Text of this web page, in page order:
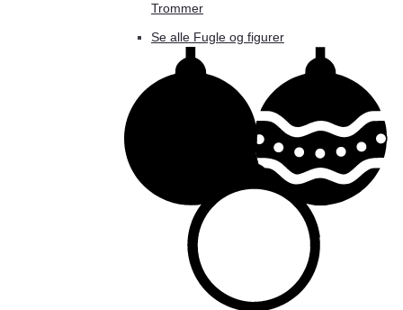
Trommer
Se alle Fugle og figurer